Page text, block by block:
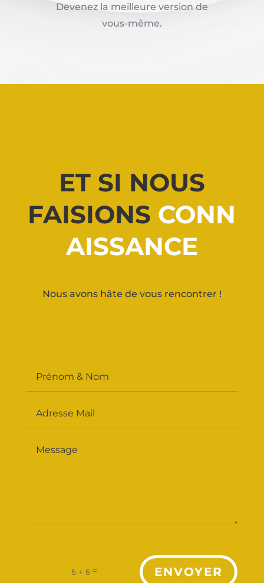
Devenez la meilleure version de
vous-même.
ET SI NOUS
FAISIONS CONN
AISSANCE
Nous avons hâte de vous rencontrer !
6 + 6 = ENVOYER